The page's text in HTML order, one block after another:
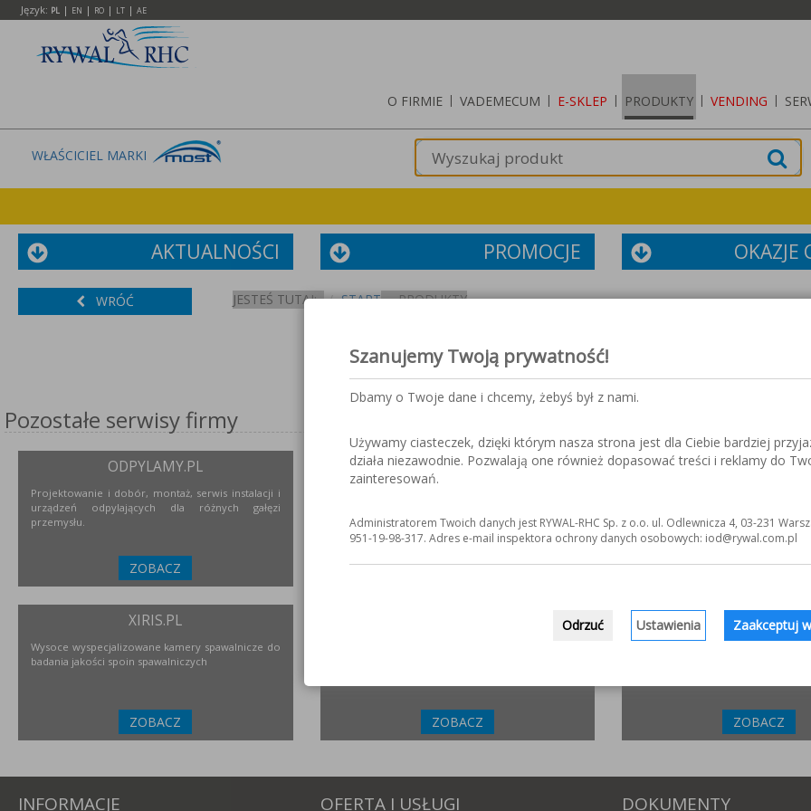
Język: PL | EN | RO | LT | AE
O FIRMIE | VADEMECUM | E-SKLEP | PRODUKTY | VENDING |
WŁAŚCICIEL MARKI
AKTUALNOŚCI PROMOCJE OKAZJE
WRÓĆ JESTEŚ TUTAJ: START PRODUKTY
Pozostałe serwisy firmy
ODPYLAMY.PL
Projektowanie i dobór, montaż, serwis instalacji i
urządzeń odpylających dla różnych gałęzi
przemysłu.
ZOBACZ
SZLIFOWANIE.INFO
urządzeniach i technologiach.
ZOBACZ ZOBACZ
XIRIS.PL
Wysoce wyspecjalizowane kamery spawalnicze do
badania jakości spoin spawalniczych
ZOBACZ ZOBACZ ZOBACZ
INFORMACJE OFERTA I USŁUGI DOKUMENTY
Szanujemy Twoją prywatność!
Dbamy o Twoje dane i chcemy, żebyś był z nami.
Używamy ciasteczek, dzięki którym nasza strona jest dla Ciebie bardziej
działa niezawodnie. Pozwalają one również dopasować treści i reklamy do
zainteresowań.
Administratorem Twoich danych jest RYWAL-RHC Sp. z o.o. ul. Odlewnicza 4, 03-231
951-19-98-317. Adres e-mail inspektora ochrony danych osobowych: iod@rywal.com.pl
Odrzuć Ustawienia Zaakceptuj